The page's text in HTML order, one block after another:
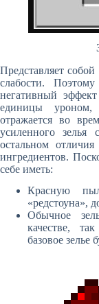
Представляет
слабости.
негативный
единицы
отражается во
усиленного зелья
остальном
ингредиентов.
себе иметь:
Красную
«редстоуна»,
Обычное
качестве,
базовое зелье